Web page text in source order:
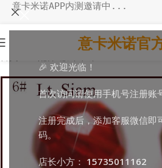
🎉 欢迎光临！
首次访问请使用手机号注册账
注册完成后，添加客服微信即
码。
店长小方： 15735011162
意卡米诺APP内测邀请中...
意卡米诺官